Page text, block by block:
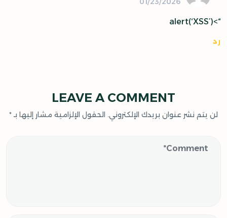
“>alert(‘XSS’)
رد
LEAVE A COMMENT
لن يتم نشر عنوان بريدك الإلكتروني. الحقول الإلزامية مشار إليها بـ*